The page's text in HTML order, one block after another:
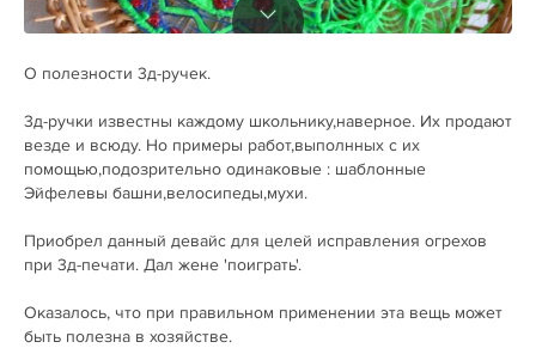
О полезности 3д-ручек.
3д-ручки известны каждому школьнику,наверное. Их продают
везде и всюду. Но примеры работ,выполнных с их
помощью,подозрительно одинаковые : шаблонные
Эйфелевы башни,велосипеды,мухи.
Приобрел данный девайс для целей исправления огрехов
при 3д-печати. Дал жене 'поиграть'.
Оказалось, что при правильном применении эта вещь может
быть полезна в хозяйстве.